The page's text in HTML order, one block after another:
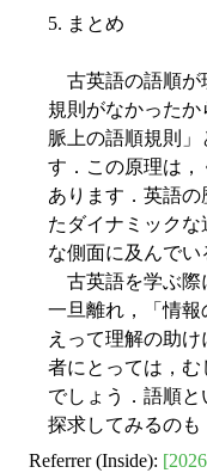
5. まとめ
古英語の語順が
規則がなかった
脈上の語順規則
す．この原理は，
あります．英語
たダイナミック
な側面に及んでい
古英語を学ぶ際
一旦離れ，「情
えって理解の助
者にとっては，む
でしょう．語順
探求してみるのも
Referrer (Inside):